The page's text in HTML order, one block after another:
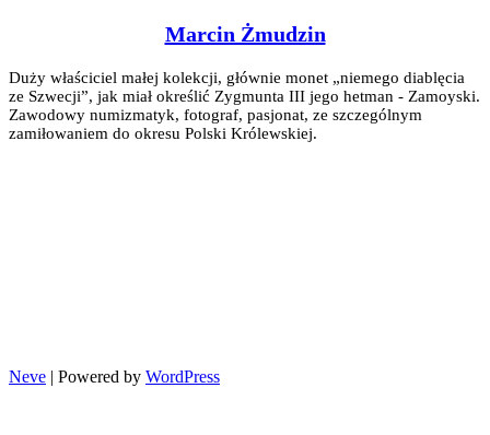
Marcin Żmudzin
Duży właściciel małej kolekcji, głównie monet „niemego diablęcia
ze Szwecji”, jak miał określić Zygmunta III jego hetman - Zamoyski.
Zawodowy numizmatyk, fotograf, pasjonat, ze szczególnym
zamiłowaniem do okresu Polski Królewskiej.
Neve | Powered by WordPress